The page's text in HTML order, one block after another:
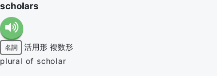
scholars
名詞 活用形 複数形
plural of scholar